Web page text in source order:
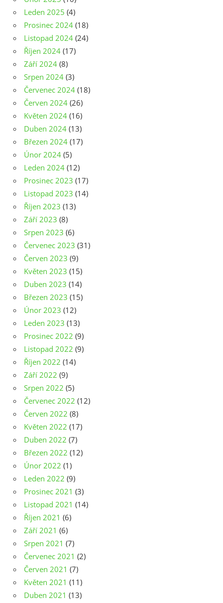
Leden 2025 (4)
Prosinec 2024 (18)
Listopad 2024 (24)
Říjen 2024 (17)
Září 2024 (8)
Srpen 2024 (3)
Červenec 2024 (18)
Červen 2024 (26)
Květen 2024 (16)
Duben 2024 (13)
Březen 2024 (17)
Únor 2024 (5)
Leden 2024 (12)
Prosinec 2023 (17)
Listopad 2023 (14)
Říjen 2023 (13)
Září 2023 (8)
Srpen 2023 (6)
Červenec 2023 (31)
Červen 2023 (9)
Květen 2023 (15)
Duben 2023 (14)
Březen 2023 (15)
Únor 2023 (12)
Leden 2023 (13)
Prosinec 2022 (9)
Listopad 2022 (9)
Říjen 2022 (14)
Září 2022 (9)
Srpen 2022 (5)
Červenec 2022 (12)
Červen 2022 (8)
Květen 2022 (17)
Duben 2022 (7)
Březen 2022 (12)
Únor 2022 (1)
Leden 2022 (9)
Prosinec 2021 (3)
Listopad 2021 (14)
Říjen 2021 (6)
Září 2021 (6)
Srpen 2021 (7)
Červenec 2021 (2)
Červen 2021 (7)
Květen 2021 (11)
Duben 2021 (13)